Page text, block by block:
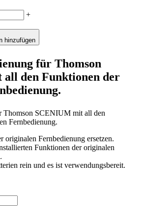
+
hinzufügen
für Thomson
all den Funktionen der
Thomson SCENIUM mit all den
Fernbedienung.
originalen Fernbedienung ersetzen.
Funktionen der originalen
rein und es ist verwendungsbereit.